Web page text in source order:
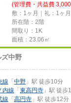
(管理費・共益費
敷：1ヶ月｜礼：1ヶ月
所在階：2階
間取り：1K
面積：23.06㎡
ズ中野
線 「 中野 」駅 徒歩10分
内線 「 東高円寺 」駅 徒歩
線 「 高円寺 」駅 徒歩12分